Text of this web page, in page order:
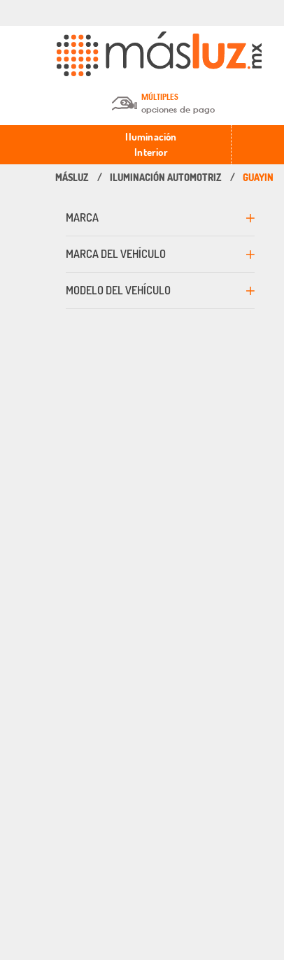
MÚLTIPLES
opciones de pago
Depósito en efectivo o Cheque y
Transferencia.
Iluminación
Interior
ILUMINACIÓN AUTOMOTRIZ GUAYIN
MARCA
MARCA DEL VEHÍCULO
MODELO DEL VEHÍCULO